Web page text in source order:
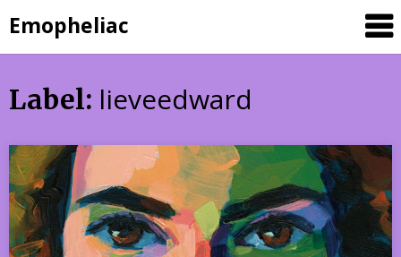
to
content
Emopheliac
Label: lieveedward